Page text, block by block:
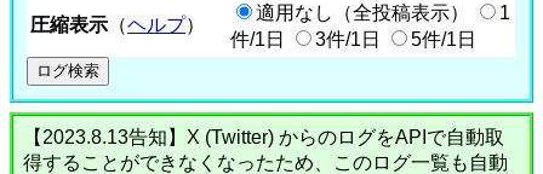
圧縮表示 （ヘルプ）
適用なし（全投稿表示）
1
件/1日
3件/1日 5件/1日
【2023.8.13告知】X (Twitter) からのログをAPIで自動取
得することができなくなったため、このログ一覧も自動